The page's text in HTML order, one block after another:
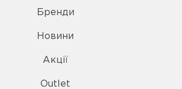
Бренди
Новини
Акції
Outlet